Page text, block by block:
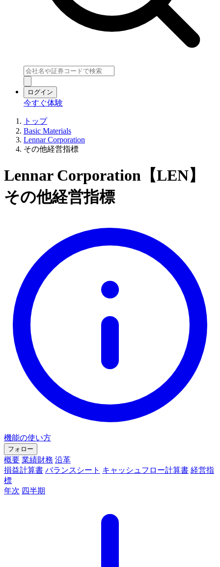
ログイン
今すぐ体験
トップ
Basic Materials
Lennar Corporation
その他経営指標
Lennar Corporation【LEN】
その他経営指標
機能の使い方
フォロー
概要 業績財務 沿革
損益計算書 バランスシート キャッシュフロー計算書 経営指
標
年次 四半期